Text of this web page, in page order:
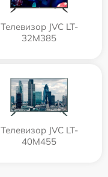
Телевизор JVC LT-
32M385
Телевизор JVC LT-
40M455